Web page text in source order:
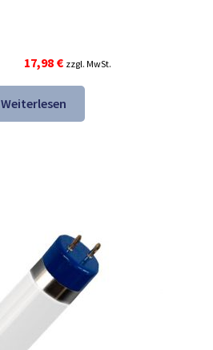
Ursprünglicher
Preis
war:
27,52 €
17,98 €Aktueller
Preis
ist:
17,98 €.
zzgl. MwSt.
Weiterlesen